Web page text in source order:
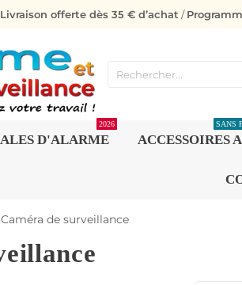
Livraison offerte dès 35 € d’achat /
D'ALARME
2026
ACCESSOIRES
SANS
Caméra de surveillance